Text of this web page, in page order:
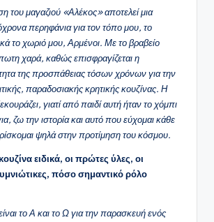
του μαγαζιού «Αλέκος» αποτελεί μια
περηφάνια για τον τόπο μου, το
το χωριό μου, Αρμένοι. Με το βραβείο
χαρά, καθώς επισφραγίζεται η
της προσπάθειας τόσων χρόνων για την
παραδοσιακής κρητικής κουζίνας. Η
γιατί από παιδί αυτή ήταν το χόμπι
ζω την ιστορία και αυτό που εύχομαι κάθε
ψηλά στην προτίμηση του κόσμου.
ειδικά, οι πρώτες ύλες, οι
πόσο σημαντικό ρόλο
το Α και το Ω για την παρασκευή ενός